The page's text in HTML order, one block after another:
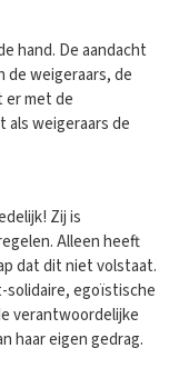
hand. De aandacht
de weigeraars, de
er met de
als weigeraars de
Zij is
Alleen heeft
dat dit niet volstaat.
solidaire, egoïstische
verantwoordelijke
haar eigen gedrag.